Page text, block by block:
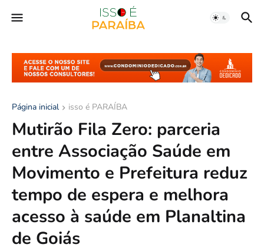
Página inicial isso é PARAÍBA
Mutirão Fila Zero: parceria
entre Associação Saúde em
Movimento e Prefeitura reduz
tempo de espera e melhora
acesso à saúde em Planaltina
de Goiás